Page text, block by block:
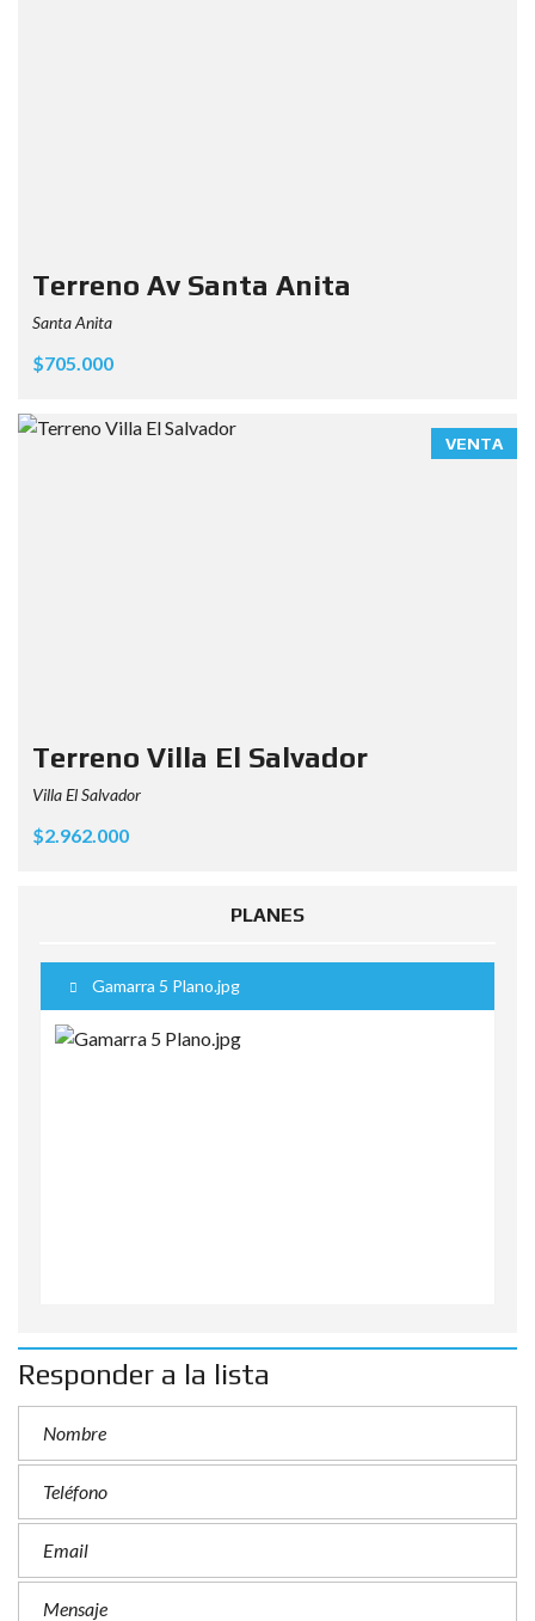
Terreno Av Santa Anita
Santa Anita
$705.000
VENTA
Terreno Villa El Salvador
Villa El Salvador
$2.962.000
PLANES
Gamarra 5 Plano.jpg
Responder a la lista